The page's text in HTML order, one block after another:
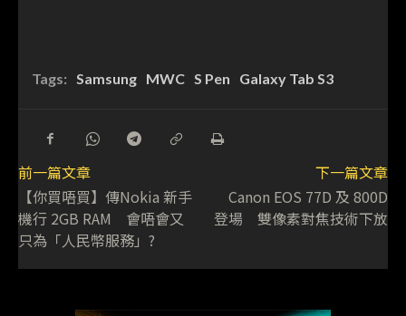
Tags: Samsung MWC S Pen Galaxy Tab S3
前一篇文章
【你買唔買】傳Nokia 新手
機行 2GB RAM 會唔會又
只為「人民幣服務」?
下一篇文章
Canon EOS 77D 及 800D
登場 雙像素對焦技術下放